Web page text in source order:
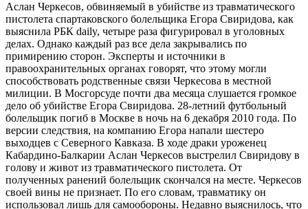
Аслан Черкесов, обвиняемый в убийстве из травматического
пистолета спартаковского болельщика Егора Свиридова, как
выяснила РБК daily, четыре раза фигурировал в уголовных
делах. Однако каждый раз все дела закрывались по
примирению сторон. Эксперты и источники в
правоохранительных органах говорят, что этому могли
способствовать родственные связи Черкесова в местной
милиции. В Мосгорсуде почти два месяца слушается громкое
дело об убийстве Егора Свиридова. 28-летний футбольный
болельщик погиб в Москве в ночь на 6 декабря 2010 года. По
версии следствия, на компанию Егора напали шестеро
выходцев с Северного Кавказа. В ходе драки уроженец
Кабардино-Балкарии Аслан Черкесов выстрелил Свиридову в
голову и живот из травматического пистолета. От
полученных ранений болельщик скончался на месте. Черкесов
своей вины не признает. По его словам, травматику он
использовал лишь для самообороны. Недавно выяснилось, что